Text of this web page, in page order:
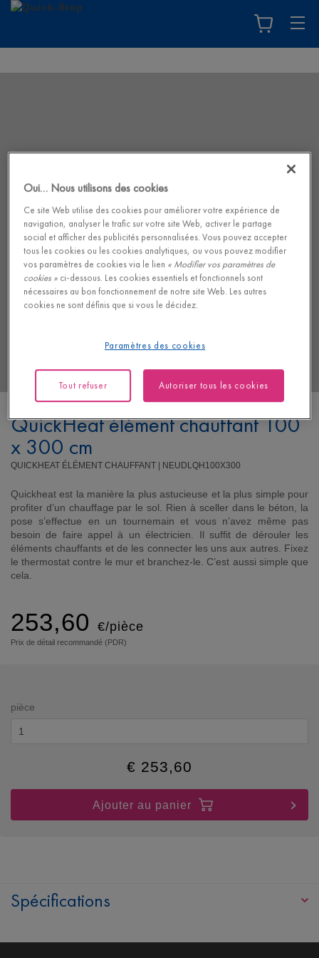
QuickHeat élément chauffant 100
x 300 cm
QUICKHEAT ÉLÉMENT CHAUFFANT | NEUDLQH100X300
Quickheat est la manière la plus astucieuse et la plus simple pour
profiter d’un chauffage par le sol. Rien à sceller dans le béton, la
pose s’effectue en un tournemain et vous n’avez même pas
besoin de faire appel à un électricien. Il suffit de dérouler les
éléments chauffants et de les connecter les uns aux autres. Fixez
le thermostat contre le mur et branchez-le. C’est aussi simple que
cela.
253,60 €/pièce
Prix de détail recommandé (PDR)
pièce
€ 253,60
Ajouter au panier
Spécifications
Oui… Nous utilisons des cookies
Ce site Web utilise des cookies pour améliorer votre expérience de
navigation, analyser le trafic sur votre site Web, activer le partage
social et afficher des publicités personnalisées. Vous pouvez accepter
tous les cookies ou les cookies analytiques, ou vous pouvez modifier
vos paramètres de cookies via le lien « Modifier vos paramètres de
cookies » ci-dessous. Les cookies essentiels et fonctionnels sont
nécessaires au bon fonctionnement de notre site Web. Les autres
cookies ne sont définis que si vous le décidez.
Paramètres des cookies
Tout refuser Autoriser tous les cookies